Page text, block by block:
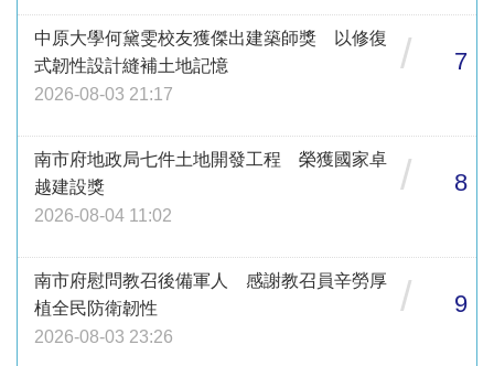
中原大學何黛雯校友獲傑出建築師獎 以修復
式韌性設計縫補土地記憶
2026-08-03 21:17
/ 7
南市府地政局七件土地開發工程 榮獲國家卓
越建設獎
2026-08-04 11:02
/ 8
南市府慰問教召後備軍人 感謝教召員辛勞厚
植全民防衛韌性
2026-08-03 23:26
/ 9